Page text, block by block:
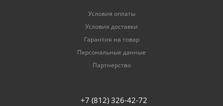
Условия оплаты
Условия доставки
Гарантия на товар
Персональные данные
Партнерство
+7 (812) 326-42-72